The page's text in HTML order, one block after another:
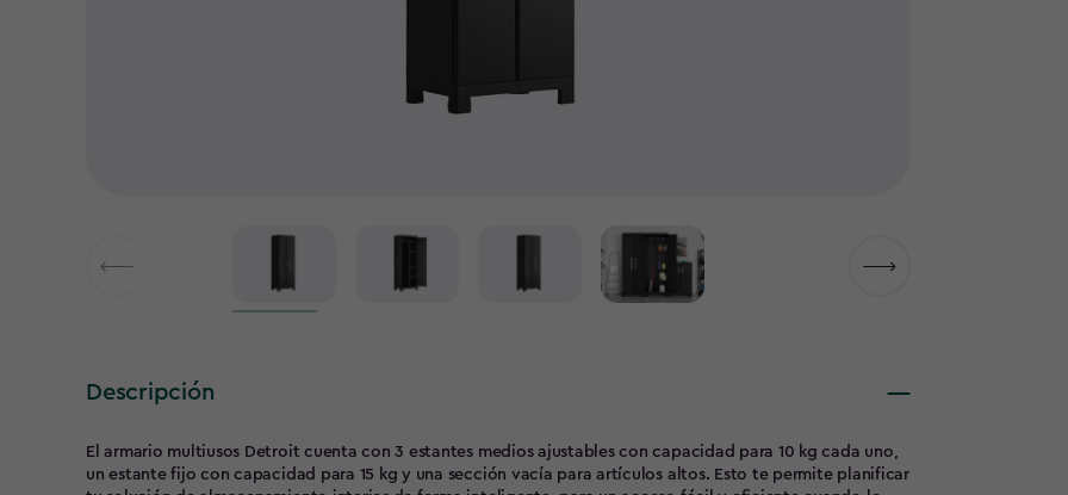
Descripción
El armario multiusos Detroit cuenta con 3 estantes medios ajustables con capacidad para 10 kg cada uno,
un estante fijo con capacidad para 15 kg y una sección vacía para artículos altos. Esto te permite planificar